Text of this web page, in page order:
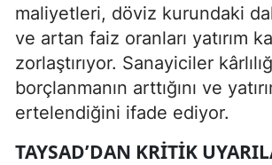
maliyetleri, döviz kurundaki
ve artan faiz oranları yatırım
zorlaştırıyor. Sanayiciler
borçlanmanın arttığını ve
ertelendiğini ifade ediyor.
TAYSAD’DAN KRITIK